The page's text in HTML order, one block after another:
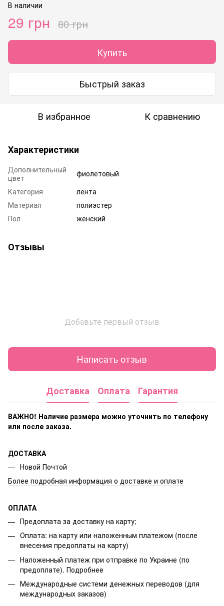
В наличии
29 грн 80 грн
Купить
Быстрый заказ
В избранное К сравнению
Характеристики
Дополнительный
цвет
фиолетовый
Категория
лента
Материал
полиэстер
Пол
женский
Отзывы
Добавьте первый отзыв
Написать отзыв
Доставка Оплата Гарантия
ВАЖНО! Наличие размера можно уточнить по телефону
или после заказа.
ДОСТАВКА
Новой Почтой
Более подробная информация о доставке и оплате
ОПЛАТА
Предоплата за доставку на карту;
Оплата: на карту или наложенным платежом (после
внесения предоплаты на карту)
Наложенный платеж при отправке по Украине (по
предоплате). Подробнее
Международные системи денежных переводов (для
международных заказов)